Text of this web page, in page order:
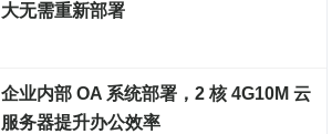
大无需重新部署​
企业内部 OA 系统部署，2 核 4G10M 云
服务器提升办公效率​